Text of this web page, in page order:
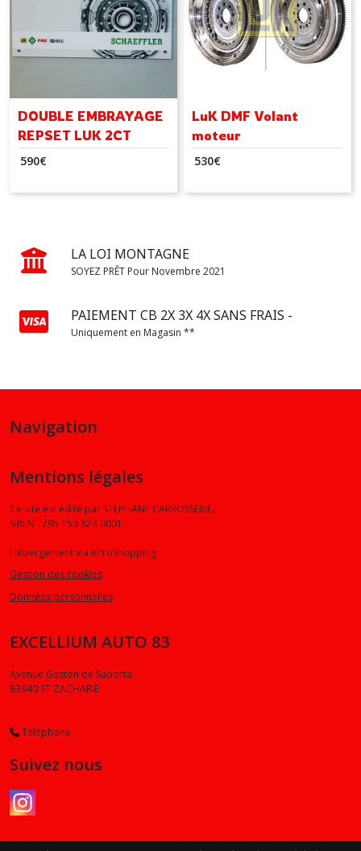
DOUBLE EMBRAYAGE
REPSET LUK 2CT
602000100
590€
LuK DMF Volant
moteur
530€
LA LOI MONTAGNE
SOYEZ PRÊT Pour Novembre 2021
PAIEMENT CB 2X 3X 4X SANS FRAIS -
Uniquement en Magasin **
Navigation
Mentions légales
Ce site est édité par STEPHANE CARROSSERIE.
SIREN : 795 153 824 0001
Hébergement via eProShopping
Gestion des cookies
Données personnelles
EXCELLIUM AUTO 83
Avenue Gaston de Saporta
83640 ST ZACHARIE
Téléphone
Suivez nous